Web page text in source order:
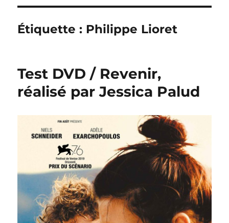
Étiquette : Philippe Lioret
Test DVD / Revenir,
réalisé par Jessica Palud